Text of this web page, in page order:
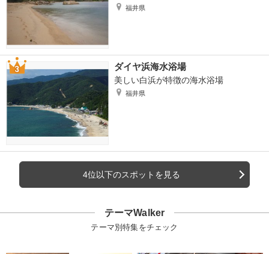
福井県
ダイヤ浜海水浴場
美しい白浜が特徴の海水浴場
福井県
4位以下のスポットを見る
テーマWalker
テーマ別特集をチェック